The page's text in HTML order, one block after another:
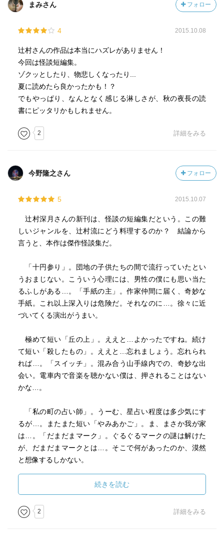
まみさん フォロー
4 2015.10.08
辻村さんの作品は本当にハズレがありません！
今回は怪談短編集。
ゾクッとしたり、物悲しくなったり...
夏に読めたら良かったかも！？
でもやっぱり、なんとなく感じる淋しさが、秋の夜長の読
書にピッタリかもしれません。
2 詳細をみる
今野隆之さん フォロー
5 2015.10.07
辻村深月さんの新刊は、怪談の短編集だという。この難
しいジャンルを、辻村流にどう料理するのか？ 結論から
言うと、本作は傑作怪談集だ。
「十円参り」。団地の子供たちの間で流行っていたとい
うおまじない。こういう心理には、男性の僕にも思い当た
るふしがある…。「手紙の主」。作家仲間に届く、奇妙な
手紙。これ以上深入りは危険だ。それなのに…。徐々に近
づいてくる演出がうまい。
極めて短い「丘の上」。ええと…よかったですね。続け
て短い「殺したもの」。ええと…忘れましょう。忘れられ
れば…。「スイッチ」。混み合う山手線内での、奇妙な出
会い。電車内で音楽を聴かない僕は、押されることはない
かな…。
「私の町の占い師」。うーむ、星占い程度は多少気にす
るが…。またまた短い「やみあかご」。ま、まさか我が家
は…。「だまだまマーク」。ぐるぐるマークの謎は解けた
が、だまだまマークとは…。そこで何があったのか、漠然
と想像するしかない。
「マルとバツ」。またまた短いのに嫌な余韻が…。本作
の一押し「ナマハゲと私」。怪談というより、本格ホラー
だろこれはっ！ ナマハゲ業界から抗議が来るんじゃない
か。「タイムリミット」。何だか聞いたことがあるような
続きを読む
2 詳細をみる